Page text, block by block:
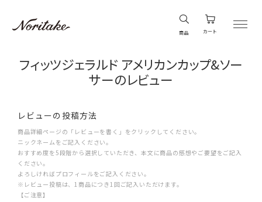
商品 カート
フィッツジェラルド アメリカンカップ&ソー
サーのレビュー
レビューの投稿方法
商品詳細ページの「レビューを書く」をクリックしてください。
ニックネームをご記入ください。
おすすめ度を5段階から選択していただき、本文に商品の感想やご要望をご記入
ください。
よろしければプロフィールをご記入ください。
※レビュー投稿は、1商品につき1回ご記入いただけます。
【ご注意】